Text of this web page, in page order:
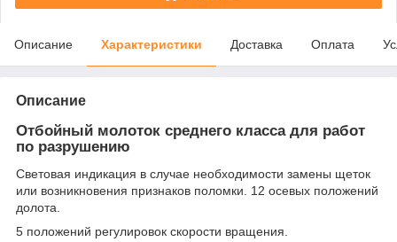
Описание Характеристики Доставка Оплата
Описание
Отбойный молоток среднего класса для работ
по разрушению
Световая индикация в случае необходимости замены щеток
или возникновения признаков поломки. 12 осевых положений
долота.
5 положений регулировок скорости вращения.